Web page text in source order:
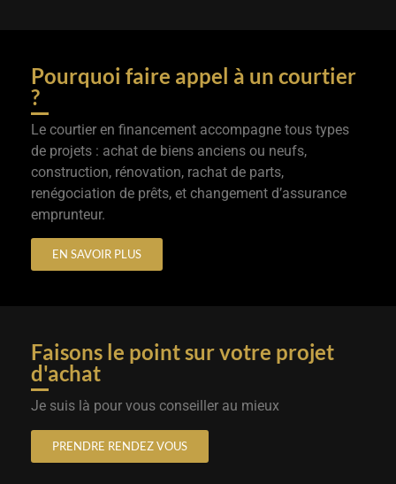
Pourquoi faire appel à un courtier
?
Le courtier en financement accompagne tous types
de projets : achat de biens anciens ou neufs,
construction, rénovation, rachat de parts,
renégociation de prêts, et changement d’assurance
emprunteur.
EN SAVOIR PLUS
Faisons le point sur votre projet
d'achat
Je suis là pour vous conseiller au mieux
PRENDRE RENDEZ VOUS